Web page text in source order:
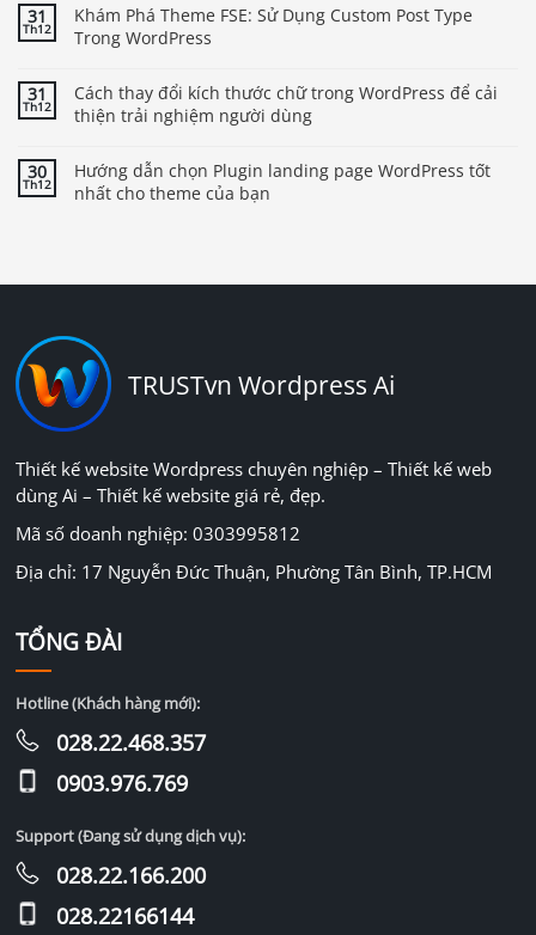
31
Th12
Khám Phá Theme FSE: Sử Dụng Custom Post Type
Trong WordPress
31
Th12
Cách thay đổi kích thước chữ trong WordPress để cải
thiện trải nghiệm người dùng
30
Th12
Hướng dẫn chọn Plugin landing page WordPress tốt
nhất cho theme của bạn
TRUSTvn Wordpress Ai
Thiết kế website Wordpress chuyên nghiệp – Thiết kế web
dùng Ai – Thiết kế website giá rẻ, đẹp.
Mã số doanh nghiệp: 0303995812
Địa chỉ: 17 Nguyễn Đức Thuận, Phường Tân Bình, TP.HCM
TỔNG ĐÀI
Hotline (Khách hàng mới):
028.22.468.357
0903.976.769
Support (Đang sử dụng dịch vụ):
028.22.166.200
028.22166144